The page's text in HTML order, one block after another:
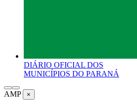
DIÁRIO OFICIAL DOS
MUNICÍPIOS DO PARANÁ
AMP ×